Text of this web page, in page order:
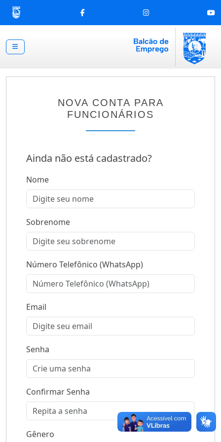
Conteúdo [1]
Facebook Instagram
NOVA CONTA PARA
FUNCIONÁRIOS
Ainda não está cadastrado?
Nome
Sobrenome
Número Telefônico (WhatsApp)
Email
Senha
Confirmar Senha
Gênero